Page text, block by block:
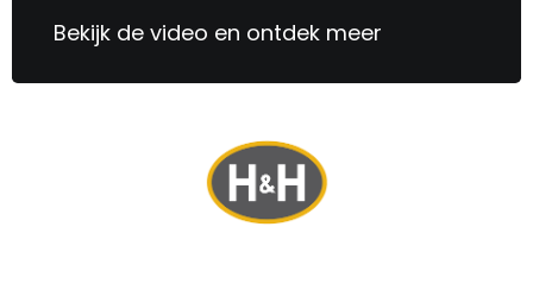
Bekijk de video en ontdek meer